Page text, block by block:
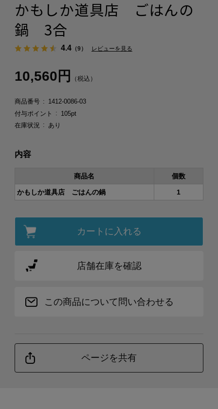
かもしか道具店 ごはんの
鍋 3合
4.4（9） レビューを見る
10,560円 （税込）
商品番号
1412-0086-03
付与ポイント
105pt
在庫状況
あり
カートに入れる
店舗在庫を確認
内容
商品名 個数
かもしか道具店 ごはんの鍋 1
この商品について問い合わせる
ページを共有